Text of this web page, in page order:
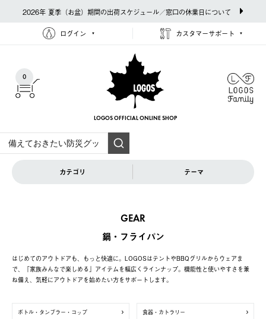
2026年 夏季（お盆）期間の出荷スケジュール／窓口の休業日について
ログイン カスタマーサポート
0
LOGOS OFFICIAL ONLINE SHOP
カテゴリ テーマ
GEAR
鍋・フライパン
はじめてのアウトドアも、もっと快適に。LOGOSはテントやBBQグリルからウェアま
で、「家族みんなで楽しめる」アイテムを幅広くラインナップ。機能性と使いやすさを兼
ね備え、気軽にアウトドアを始めたい方をサポートします。
ボトル・タンブラー・コップ 食器・カトラリー